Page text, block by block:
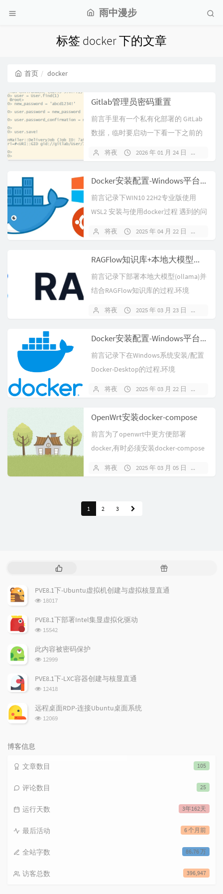
雨中漫步
标签 docker 下的文章
首页 docker
Gitlab管理员密码重置
前言手里有一个私有化部署的 GitLab
数据，临时要启动一下看一下之前的
将夜 2026 年 01 月 24 日
Docker安装配置-Windows平台(2)-基于WSL2
前言记录下WIN10 22H2专业版使用
WSL2 安装与使用docker过程 遇到的问
将夜 2025 年 04 月 22 日
RAGFlow知识库+本地大模型部署
前言记录下部署本地大模型(ollama)并
结合RAGFlow知识库的过程.环境
将夜 2025 年 03 月 23 日
Docker安装配置-Windows平台(1)-基于Hyper-V
前言记录下在Windows系统安装/配置
Docker-Desktop的过程.环境
将夜 2025 年 03 月 22 日
OpenWrt安装docker-compose
前言为了openwrt中更方便部署
docker,有时必须安装docker-compose
将夜 2025 年 03 月 05 日
1 2 3
文
随
文
PVE8.1下-Ubuntu虚拟机创建与虚拟核显直通
浏
次
18017
PVE8.1下部署Intel集显虚拟化驱动
浏
次
数:
15542
此内容被密码保护
浏
次
12999
PVE8.1下-LXC容器创建与核显直通
浏
次
数:
12418
远程桌面RDP-连接Ubuntu桌面系统
浏
12069
博客信息
105
文章数目
25
评论数目
3年162天
运行天数
6 个月前
最后活动
86.76 万
全站字数
396,947
访客总数